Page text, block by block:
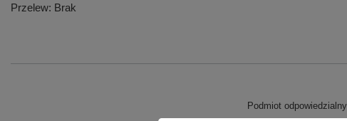
Przelew: Brak
Podmiot